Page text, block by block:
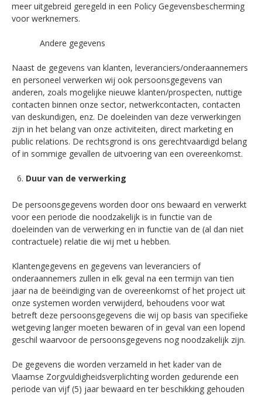
meer uitgebreid geregeld in een Policy Gegevensbescherming
voor werknemers.
Andere gegevens
Naast de gegevens van klanten, leveranciers/onderaannemers
en personeel verwerken wij ook persoonsgegevens van
anderen, zoals mogelijke nieuwe klanten/prospecten, nuttige
contacten binnen onze sector, netwerkcontacten, contacten
van deskundigen, enz. De doeleinden van deze verwerkingen
zijn in het belang van onze activiteiten, direct marketing en
public relations. De rechtsgrond is ons gerechtvaardigd belang
of in sommige gevallen de uitvoering van een overeenkomst.
Duur van de verwerking
De persoonsgegevens worden door ons bewaard en verwerkt
voor een periode die noodzakelijk is in functie van de
doeleinden van de verwerking en in functie van de (al dan niet
contractuele) relatie die wij met u hebben.
Klantengegevens en gegevens van leveranciers of
onderaannemers zullen in elk geval na een termijn van tien
jaar na de beëindiging van de overeenkomst of het project uit
onze systemen worden verwijderd, behoudens voor wat
betreft deze persoonsgegevens die wij op basis van specifieke
wetgeving langer moeten bewaren of in geval van een lopend
geschil waarvoor de persoonsgegevens nog noodzakelijk zijn.
De gegevens die worden verzameld in het kader van de
Vlaamse Zorgvuldigheidsverplichting worden gedurende een
periode van vijf (5) jaar bewaard en ter beschikking gehouden